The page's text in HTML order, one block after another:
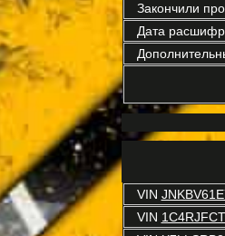
Закончили
Дата
VIN
VIN